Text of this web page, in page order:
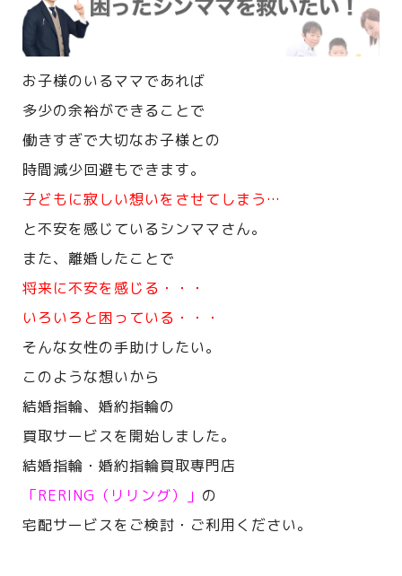
お子様のいるママであれば
多少の余裕ができることで
働きすぎで大切なお子様との
時間減少回避もできます。
子どもに寂しい想いをさせてしまう…
と不安を感じているシンママさん。
また、離婚したことで
将来に不安を感じる・・・
いろいろと困っている・・・
そんな女性の手助けしたい。
このような想いから
結婚指輪、婚約指輪の
買取サービスを開始しました。
結婚指輪・婚約指輪買取専門店
「RERING（リリング）」 の
宅配サービスをご検討・ご利用ください。